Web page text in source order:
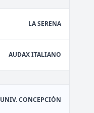
LA SERENA
AUDAX ITALIANO
UNIV. CONCEPCIÓN